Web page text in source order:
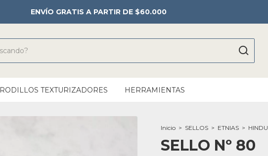
ENVÍO GRATIS A PARTIR DE $60.000
RODILLOS TEXTURIZADORES HERRAMIENTAS
Inicio > SELLOS > ETNIAS > HINDU
SELLO Nº 80